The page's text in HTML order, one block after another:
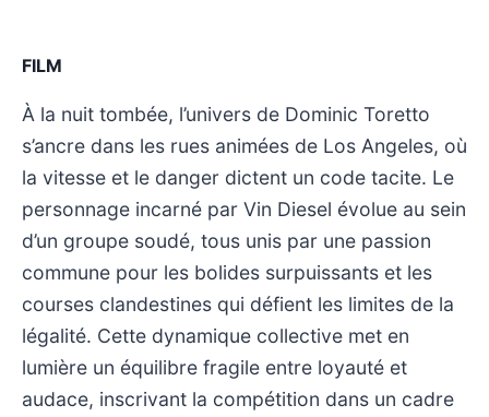
FILM
À la nuit tombée, l’univers de Dominic Toretto
s’ancre dans les rues animées de Los Angeles, où
la vitesse et le danger dictent un code tacite. Le
personnage incarné par Vin Diesel évolue au sein
d’un groupe soudé, tous unis par une passion
commune pour les bolides surpuissants et les
courses clandestines qui défient les limites de la
légalité. Cette dynamique collective met en
lumière un équilibre fragile entre loyauté et
audace, inscrivant la compétition dans un cadre